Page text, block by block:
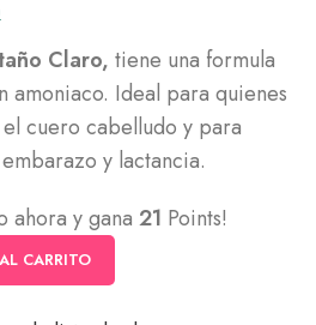
Claro, tiene una formula
amoniaco. Ideal para quienes
cuero cabelludo y para
y lactancia.
ahora y gana 21 Points!
CARRITO